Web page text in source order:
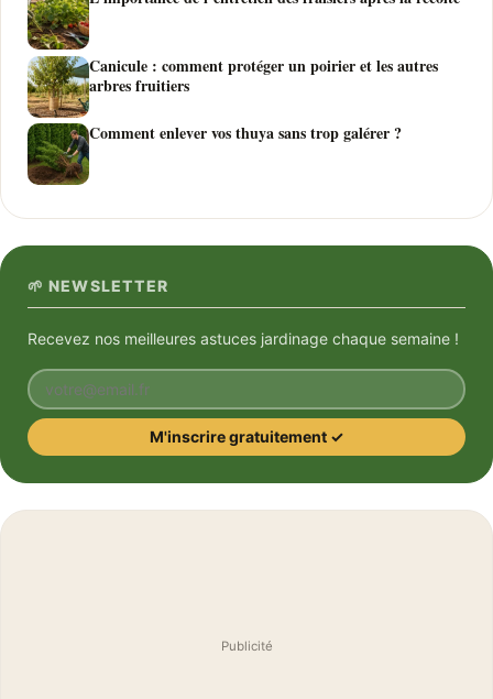
Canicule : comment protéger un poirier et les autres
arbres fruitiers
Comment enlever vos thuya sans trop galérer ?
🌱 NEWSLETTER
Recevez nos meilleures astuces jardinage chaque semaine !
Votre email
M'inscrire gratuitement ✓
Publicité